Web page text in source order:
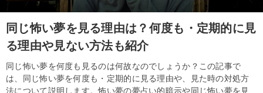
同じ怖い夢を見る理由は？何度も・定期的に見
る理由や見ない方法も紹介
同じ怖い夢を何度も見るのは何故なのでしょうか？この記事で
は、同じ怖い夢を何度も・定期的に見る理由や、見た時の対処方
法について説明します。怖い夢の夢占い的暗示や同じ怖い夢を見